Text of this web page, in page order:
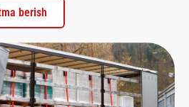
berish